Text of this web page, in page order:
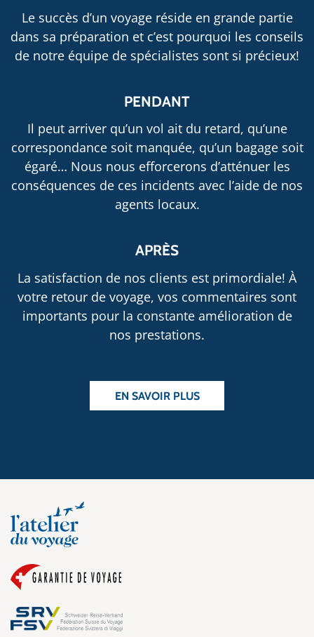
Le succès d’un voyage réside en grande partie
dans sa préparation et c’est pourquoi les conseils
de notre équipe de spécialistes sont si précieux!
PENDANT
Il peut arriver qu’un vol ait du retard, qu’une
correspondance soit manquée, qu’un bagage soit
égaré… Nous nous efforcerons d’atténuer les
conséquences de ces incidents avec l’aide de nos
agents locaux.
APRÈS
La satisfaction de nos clients est primordiale! À
votre retour de voyage, vos commentaires sont
importants pour la constante amélioration de
nos prestations.
EN SAVOIR PLUS